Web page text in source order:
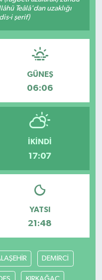
Teâlâ'dan uzaklığı
i şerif)
GÜNEŞ
06:06
İKINDI
17:07
YATSI
21:48
DEMİRCİ